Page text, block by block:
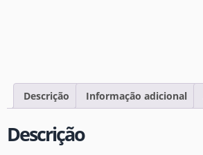
Descrição Informação adicional
Descrição